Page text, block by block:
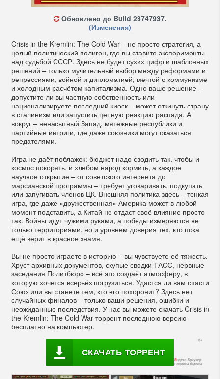
Обновлено до Build 23747937.
(Изменения)
Crisis in the Kremlin: The Cold War – не просто стратегия, а
целый политический полигон, где вы ставите эксперименты
над судьбой СССР. Здесь не будет сухих цифр и шаблонных
решений – только мучительный выбор между реформами и
репрессиями, войной и дипломатией, мечтой о коммунизме
и холодным расчётом капитализма. Одно ваше решение –
допустите ли вы частную собственность или
национализируете последний киоск – может откинуть страну
в сталинизм или запустить цепную реакцию распада. А
вокруг – ненасытный Запад, мятежные республики и
партийные интриги, где даже союзники могут оказаться
предателями.
Игра не даёт поблажек: бюджет надо сводить так, чтобы и
космос покорять, и хлебом народ кормить, а каждое
научное открытие – от советского интернета до
марсианской программы – требует уговаривать, подкупать
или запугивать членов ЦК. Внешняя политика здесь – тонкая
игра, где даже «дружественная» Америка может в любой
момент подставить, а Китай не отдаст своё влияние просто
так. Войны идут чужими руками, а победы измеряются не
только территориями, но и уровнем доверия тех, кто пока
ещё верит в красное знамя.
Вы не просто играете в историю – вы чувствуете её тяжесть.
Хруст архивных документов, скупые сводки ТАСС, нервные
заседания Политбюро – всё это создаёт атмосферу, в
которую хочется всерьёз погрузиться. Удастся ли вам спасти
Союз или вы станете тем, кто его похоронит? Здесь нет
случайных финалов – только ваши решения, ошибки и
неожиданные последствия. У нас вы можете скачать Crisis in
the Kremlin: The Cold War торрент последнюю версию
бесплатно на компьютер.
СКАЧАТЬ ТОРРЕНТ